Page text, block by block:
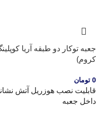
جعبه توکار دو طبقه آریا
کروم)
0 تومان
قابلیت نصب هوزریل آتش
داخل جعبه